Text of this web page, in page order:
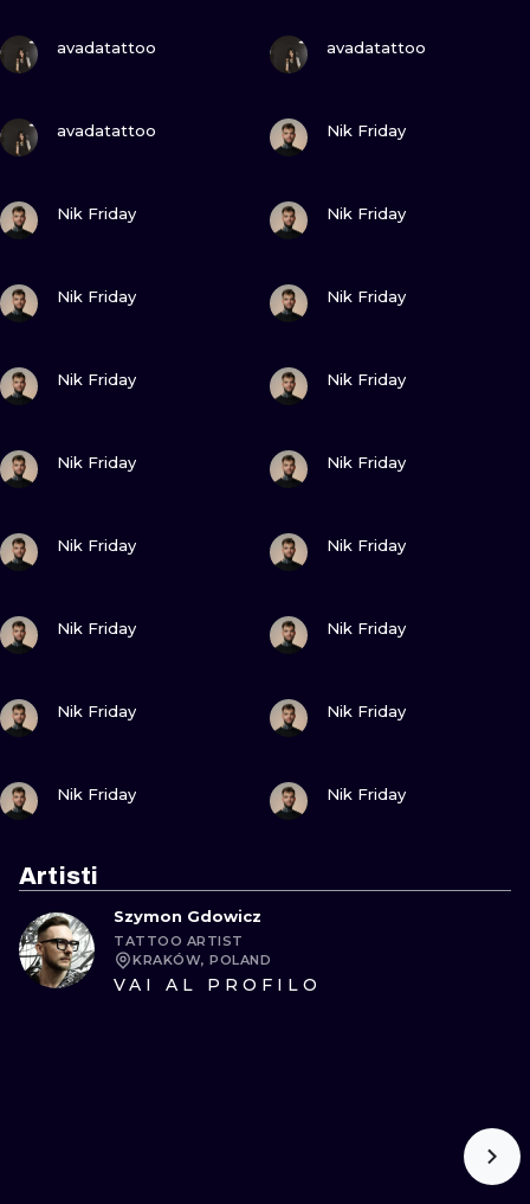
avadatattoo avadatattoo
avadatattoo Nik Friday
Nik Friday Nik Friday
Nik Friday Nik Friday
Nik Friday Nik Friday
Nik Friday Nik Friday
Nik Friday Nik Friday
Nik Friday Nik Friday
Nik Friday Nik Friday
Nik Friday Nik Friday
Artisti
Szymon Gdowicz
TATTOO ARTIST
KRAKÓW, POLAND
VAI AL PROFILO